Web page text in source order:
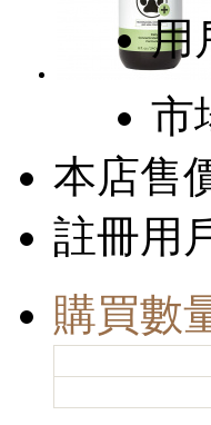
用
市
本店售
註冊用
購買數